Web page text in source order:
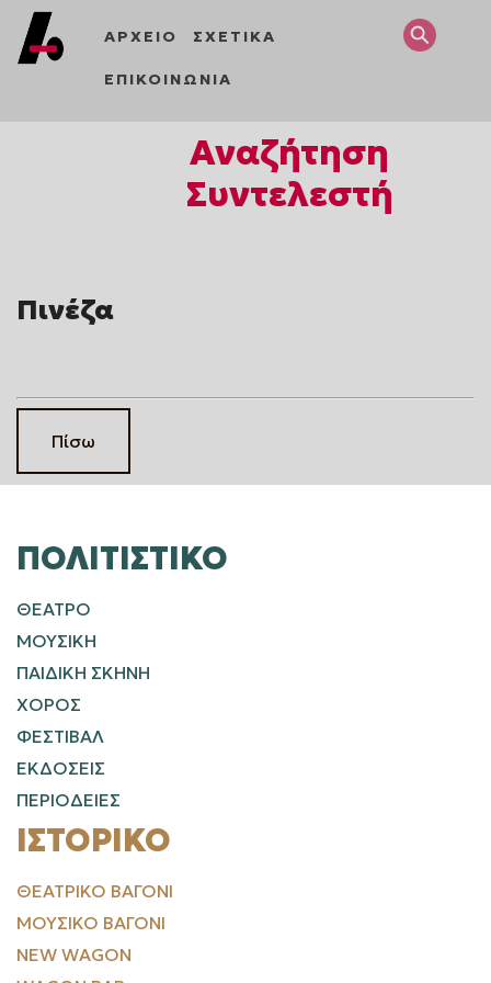
ΑΡΧΕΙΟ ΣΧΕΤΙΚΑ
ΕΠΙΚΟΙΝΩΝΙΑ
Αναζήτηση
Συντελεστή
Πινέζα
Πίσω
ΠΟΛΙΤΙΣΤΙΚΌ
ΘΕΑΤΡΟ
ΜΟΥΣΙΚΗ
ΠΑΙΔΙΚΗ ΣΚΗΝΗ
ΧΟΡΟΣ
ΦΕΣΤΙΒΑΛ
ΕΚΔΟΣΕΙΣ
ΠΕΡΙΟΔΕΙΕΣ
ΙΣΤΟΡΙΚΌ
ΘΕΑΤΡΙΚΌ ΒΑΓΌΝΙ
ΜΟΥΣΙΚΌ ΒΑΓΌΝΙ
NEW WAGON